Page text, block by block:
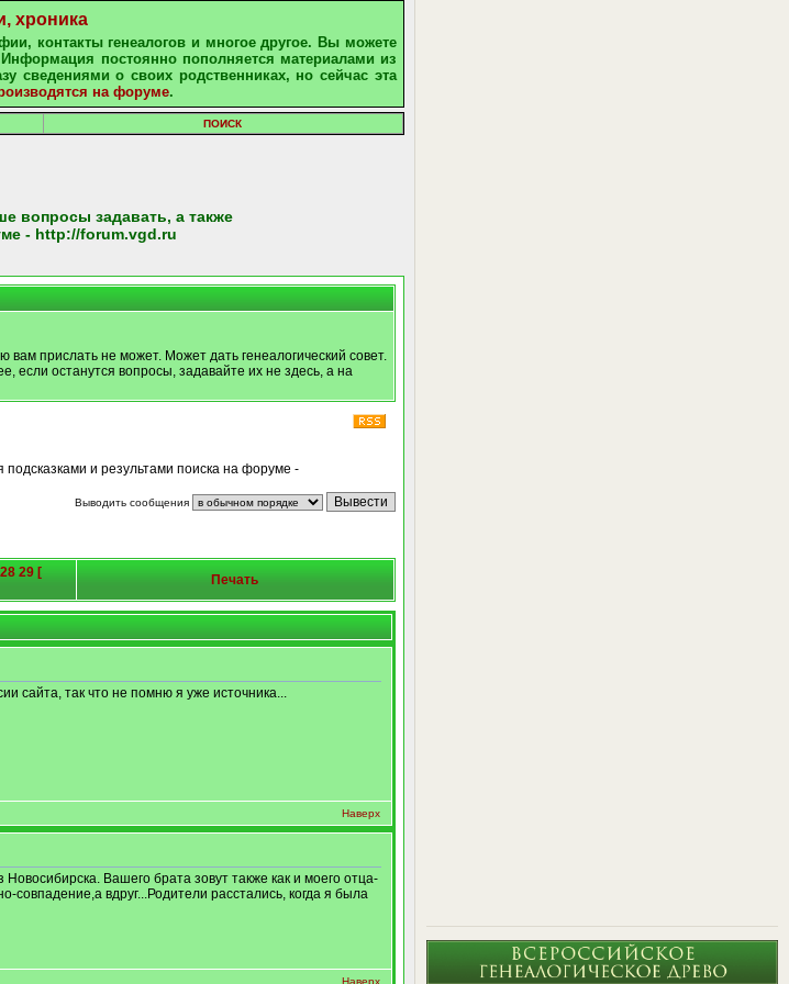
хроника
контакты генеалогов и многое другое. Вы можете
постоянно пополняется материалами из
сведениями о своих родственниках, но сейчас эта
на форуме.
ПОИСК
вопросы задавать, а также
- http://forum.vgd.ru
прислать не может. Может дать генеалогический совет.
если останутся вопросы, задавайте их не здесь, а на
и результами поиска на форуме -
Выводить сообщения
28 29 [
Печать
сайта, так что не помню я уже источника...
Наверх
Вашего брата зовут также как и моего отца-
вдруг...Родители расстались, когда я была
Наверх